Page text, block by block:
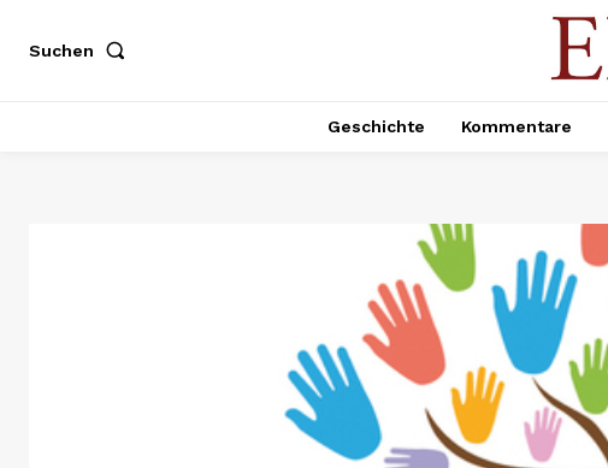
Suchen
Geschichte Kommentare